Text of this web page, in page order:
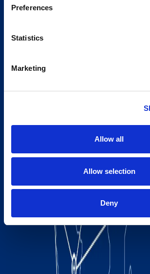
Preferences
Statistics
Marketing
Allow all
Allow selection
Deny